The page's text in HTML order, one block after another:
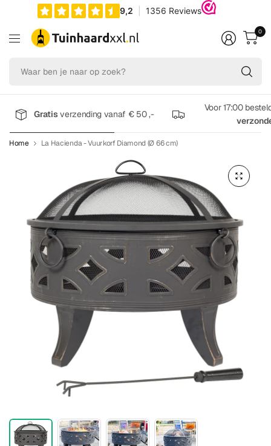
op
0
Gratisverzending vanaf € 50 ,-
Voor 17:00
Home La Hacienda - Vuurkorf Diamond (Ø 66 cm)